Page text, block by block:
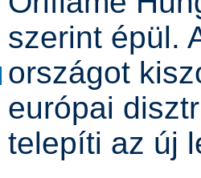
szerint épül.
országot
európai
telepíti az új